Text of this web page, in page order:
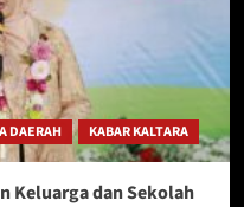
DAERAH KABAR KALTARA
Keluarga dan Sekolah